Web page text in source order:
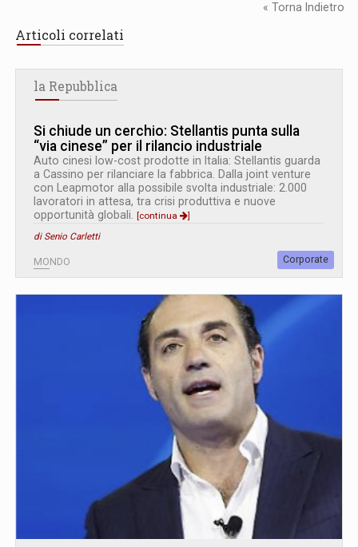
« Torna Indietro
Articoli correlati
la Repubblica
Si chiude un cerchio: Stellantis punta sulla
“via cinese” per il rilancio industriale
Auto cinesi low-cost prodotte in Italia: Stellantis guarda
a Cassino per rilanciare la fabbrica. Dalla joint venture
con Leapmotor alla possibile svolta industriale: 2.000
lavoratori in attesa, tra crisi produttiva e nuove
opportunità globali. [continua
]
di Senio Carletti
MONDO Corporate